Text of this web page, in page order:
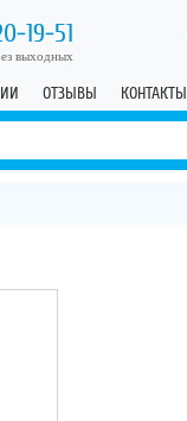
19-51
выходных
ОТЗЫВЫ КОНТАКТЫ